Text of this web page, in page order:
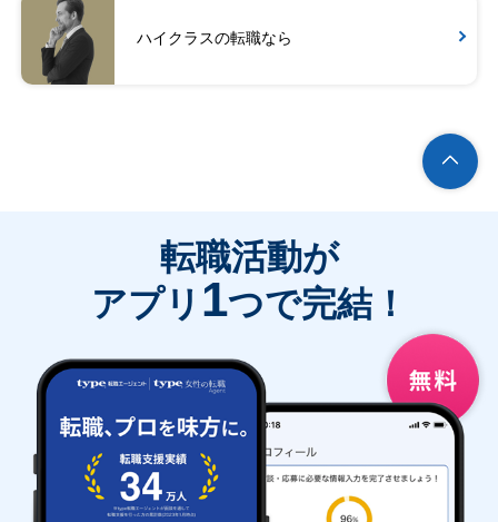
ハイクラスの転職なら
転職活動が
アプリ 1つで完結！